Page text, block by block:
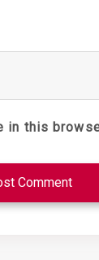
in this